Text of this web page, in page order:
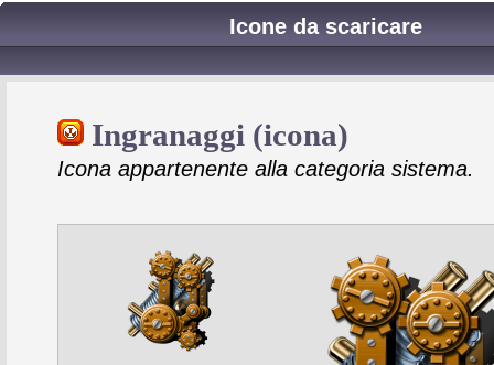
Icone da scaricare
Ingranaggi (icona)
Icona appartenente alla categoria sistema.